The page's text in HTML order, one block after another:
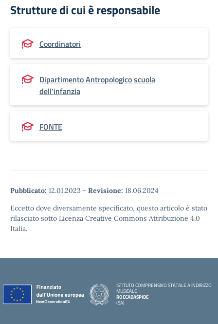
Strutture di cui è responsabile
Coordinatori
Dipartimento Antropologico scuola
dell'infanzia
FONTE
Pubblicato: 12.01.2023 - Revisione: 18.06.2024
Eccetto dove diversamente specificato, questo articolo è stato
rilasciato sotto Licenza Creative Commons Attribuzione 4.0
Italia.
ISTITUTO COMPRENSIVO STATALE A INDIRIZZO
MUSICALE
ROCCADASPIDE
(SA)